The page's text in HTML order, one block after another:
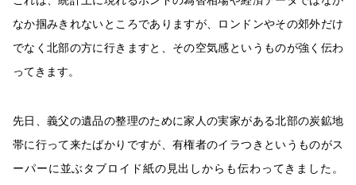
なか掴みきれないところでありますが、ロンドンやその郊外だけ
でなく北部の方に行きますと、その空気感というものが強く伝わ
ってきます。
先日、義父の遺品の整理のために家人の実家がある北部の炭鉱地
帯に行って来たばかりですが、有権者のイラつきというものがス
ーパーに並ぶタブロイド紙の見出しからも伝わってきました。